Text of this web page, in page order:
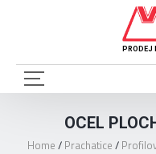
PRODEJ
OCEL
Home / Prachatice /